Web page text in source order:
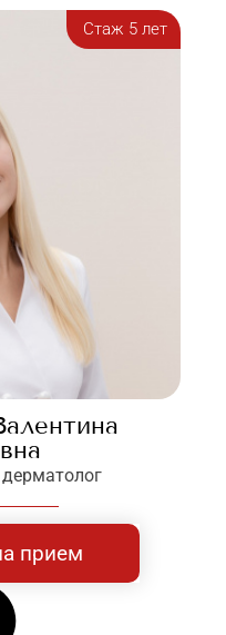
Стаж 5 лет
прием